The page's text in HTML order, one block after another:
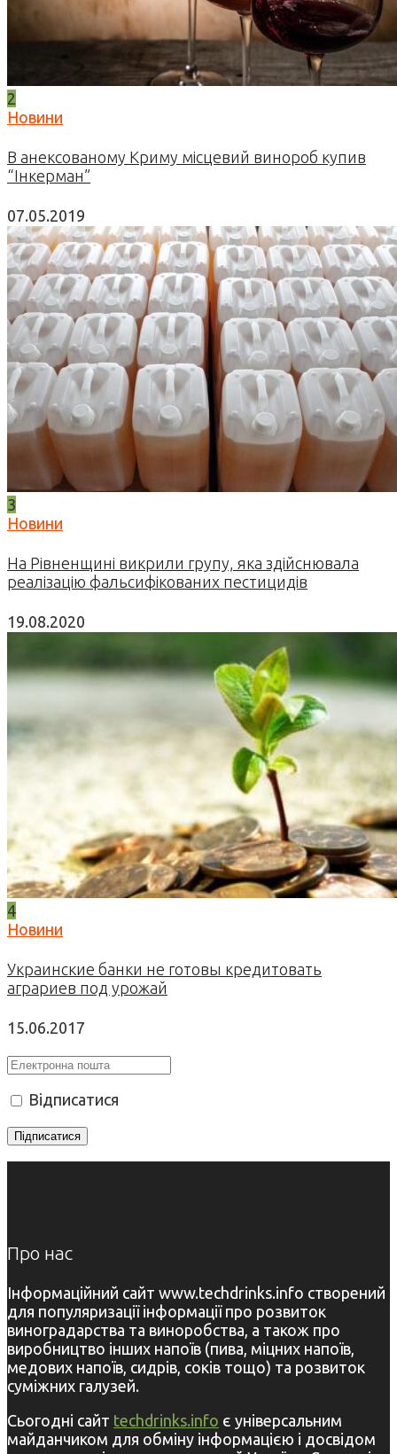
2
Новини
В анексованому Криму місцевий винороб купив
“Інкерман”
07.05.2019
3
Новини
На Рівненщині викрили групу, яка здійснювала
реалізацію фальсифікованих пестицидів
19.08.2020
4
Новини
Украинские банки не готовы кредитовать
аграриев под урожай
15.06.2017
Відписатися
Про нас
Інформаційний сайт www.techdrinks.info створений
для популяризації інформації про розвиток
виноградарства та виноробства, а також про
виробництво інших напоїв (пива, міцних напоїв,
медових напоїв, сидрів, соків тощо) та розвиток
суміжних галузей.
Сьогодні сайт techdrinks.info є універсальним
майданчиком для обміну інформацією і досвідом